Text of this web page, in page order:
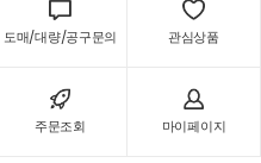
도매/대량/공구문의 관심상품
주문조회 마이페이지